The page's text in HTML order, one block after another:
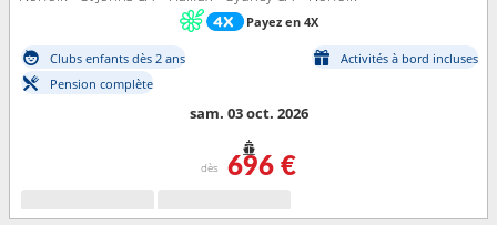
Payez en 4X
Clubs enfants dès 2 ans
Activités à bord incluses
Pension complète
sam. 03 oct. 2026
dès 696 €